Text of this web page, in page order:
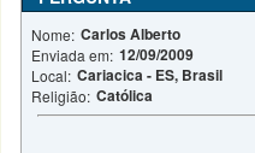
Nome: Carlos Alberto
Enviada em: 12/09/2009
Local: Cariacica - ES, Brasil
Religião: Católica